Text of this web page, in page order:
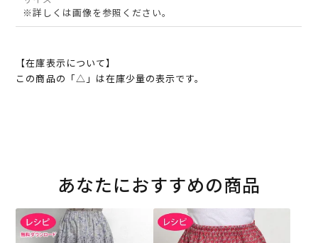
※詳しくは画像を参照ください。
【在庫表示について】
この商品の「△」は在庫少量の表示です。
あなたにおすすめの商品